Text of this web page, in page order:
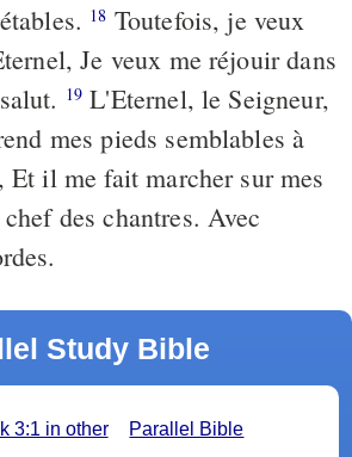
18 Toutefois, je veux
Je veux me réjouir dans
19 L'Eternel, le Seigneur,
mes pieds semblables à
Et il me fait marcher sur mes
des chantres. Avec
Study Bible
Parallel Bible
3:1 in other